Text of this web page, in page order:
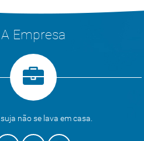
A Empresa
não se lava em casa.